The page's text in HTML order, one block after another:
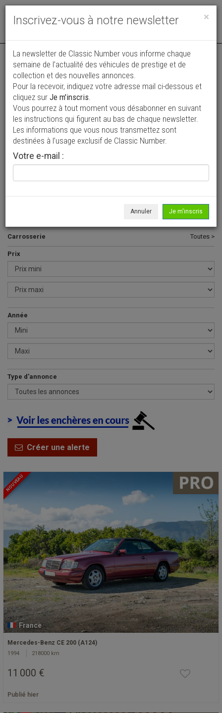
Toggle
Vos annonces vues par
plus de 4 millions de collectionneurs
Ajouter une annonce
> Rechercher un véhicule
CE >
Carrosserie Toutes >
Prix
Année
Type d'annonce
Créer une alerte
NOUVEAU
France
Mercedes-Benz CE 200 (A124)
1994 218000 km
11 000 €
Publié hier
×
Inscrivez-vous à notre newsletter
La newsletter de Classic Number vous informe chaque
semaine de l’actualité des véhicules de prestige et de
collection et des nouvelles annonces.
Pour la recevoir, indiquez votre adresse mail ci-dessous et
cliquez sur Je m'inscris.
Vous pourrez à tout moment vous désabonner en suivant
les instructions qui figurent au bas de chaque newsletter.
Les informations que vous nous transmettez sont
destinées à l’usage exclusif de Classic Number.
Votre e-mail :
Annuler Je m'inscris